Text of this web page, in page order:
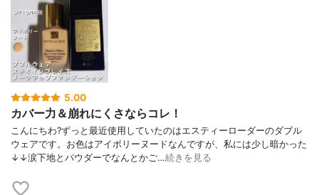
5.00
カバー力＆崩れにくさならコレ！
こんにちわ?ずっと最近使用していたのはエスティーローダーのダブル
ウェアです。お色はアイボリーヌードなんですが、私には少し暗かった
↓↓涙下地とパウダーでなんとかご…続きを見る